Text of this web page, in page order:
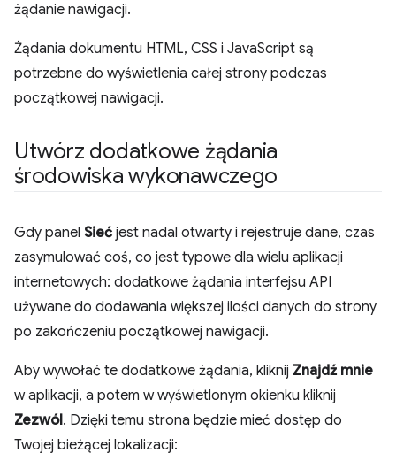
żądanie nawigacji.
Żądania dokumentu HTML, CSS i JavaScript są
potrzebne do wyświetlenia całej strony podczas
początkowej nawigacji.
Utwórz dodatkowe żądania
środowiska wykonawczego
Gdy panel Sieć jest nadal otwarty i rejestruje dane, czas
zasymulować coś, co jest typowe dla wielu aplikacji
internetowych: dodatkowe żądania interfejsu API
używane do dodawania większej ilości danych do strony
po zakończeniu początkowej nawigacji.
Aby wywołać te dodatkowe żądania, kliknij Znajdź mnie
w aplikacji, a potem w wyświetlonym okienku kliknij
Zezwól. Dzięki temu strona będzie mieć dostęp do
Twojej bieżącej lokalizacji: